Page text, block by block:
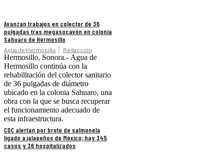
Avanzan trabajos en colector de 36
pulgadas tras megasocavón en colonia
Sahuaro de Hermosillo
Agua de Hermosillo Redacción
Hermosillo, Sonora.- Agua de
Hermosillo continúa con la
rehabilitación del colector sanitario
de 36 pulgadas de diámetro
ubicado en la colonia Sahuaro, una
obra con la que se busca recuperar
el funcionamiento adecuado de
esta infraestructura.
CDC alertan por brote de salmonela
ligado a jalapeños de México; hay 345
casos y 36 hospitalizados